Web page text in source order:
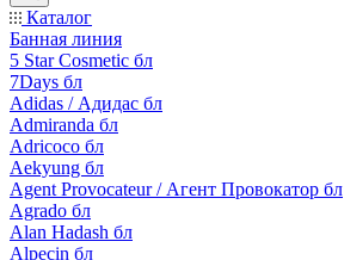
Каталог
Банная линия
5 Star Cosmetic бл
7Days бл
Adidas / Адидас бл
Admiranda бл
Adricoco бл
Aekyung бл
Agent Provocateur / Агент Провокатор бл
Agrado бл
Alan Hadash бл
Alpecin бл